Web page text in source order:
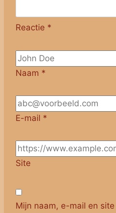
Reactie *
Naam *
E-mail *
Site
Mijn naam, e-mail en